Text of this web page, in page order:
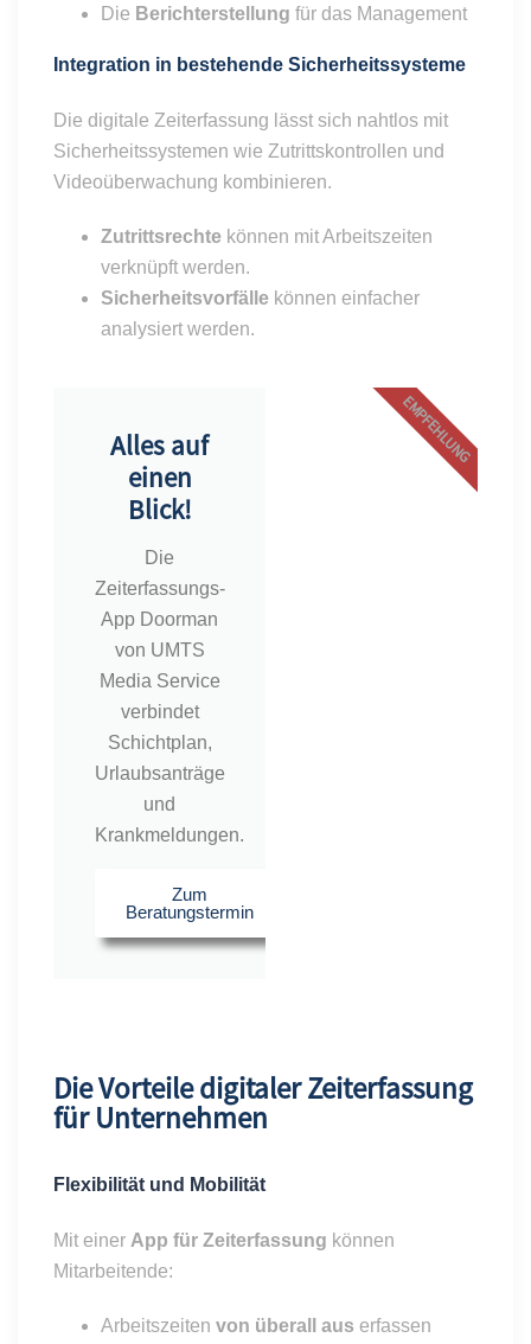
Die Berichterstellung für das Management
Integration in bestehende Sicherheitssysteme
Die digitale Zeiterfassung lässt sich nahtlos mit
Sicherheitssystemen wie Zutrittskontrollen und
Videoüberwachung kombinieren.
Zutrittsrechte können mit Arbeitszeiten
verknüpft werden.
Sicherheitsvorfälle können einfacher
analysiert werden.
Alles auf
einen
Blick!
Die
Zeiterfassungs-
App Doorman
von UMTS
Media Service
verbindet
Schichtplan,
Urlaubsanträge
und
Krankmeldungen.
Zum
Beratungstermin
EMPFEHLUNG
Die Vorteile digitaler Zeiterfassung
für Unternehmen
Flexibilität und Mobilität
Mit einer App für Zeiterfassung können
Mitarbeitende:
Arbeitszeiten von überall aus erfassen